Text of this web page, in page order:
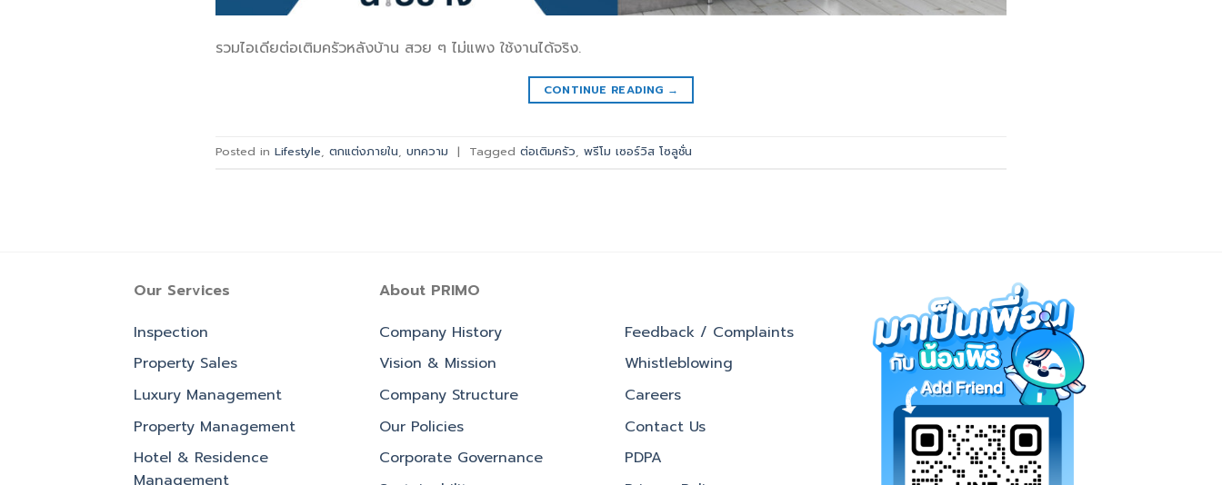
รวมไอเดียต่อเติมครัวหลังบ้าน สวย ๆ ไม่แพง ใช้งานได้จริง.
CONTINUE READING →
Posted in Lifestyle, ตกแต่งภายใน, บทความ | Tagged ต่อเติมครัว, พรีโม เซอร์วิส โซลูชั่น
Our Services
Inspection
Property Sales
Luxury Management
Property Management
Hotel & Residence
Management
About PRIMO
Company History
Vision & Mission
Company Structure
Our Policies
Corporate Governance
Feedback / Complaints
Whistleblowing
Careers
Contact Us
PDPA